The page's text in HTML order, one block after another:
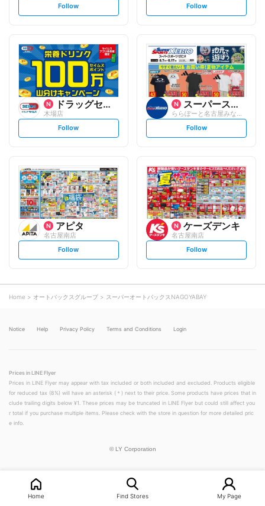
s
t
l
o
w
Follow
s
t
l
o
w
Follow
ドラッグセイムス
木場店
s
t
o
w
Follow
スーパースポーツゼビオ
s
t
l
o
w
Follow
アピタ
名古屋南店
s
t
o
w
Follow
ケーズデンキ
名古屋南店
s
t
o
w
Follow
Home オートバックスグループ スーパーオートバックスNAGOYABAY
Notice Help Privacy Policy Terms and Conditions Login
Prices in LINE Flyer
Prices in LINE Flyer may appear with tax included or both included and excluded. Products eligible
for reduced tax (8%) will have an asterisk (＊) next to their price. Some products have prices that in
clude trailing digits below ¥1. These prices may be truncated in LINE Flyer but could still affect you
r total if you purchase multiple items. Please check with the store in question for more detailed pric
e info.
© LY Corporation
Home Find Stores My Page